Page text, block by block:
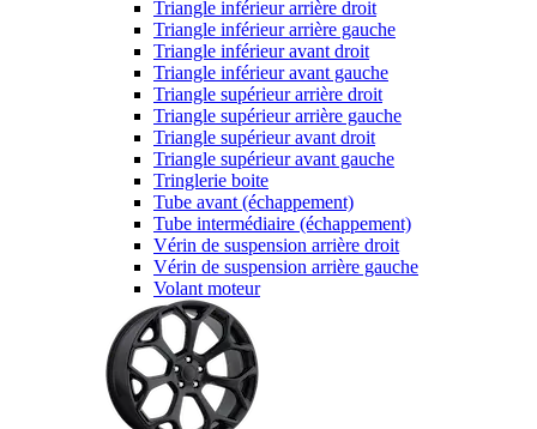
Triangle inférieur arrière droit
Triangle inférieur arrière gauche
Triangle inférieur avant droit
Triangle inférieur avant gauche
Triangle supérieur arrière droit
Triangle supérieur arrière gauche
Triangle supérieur avant droit
Triangle supérieur avant gauche
Tringlerie boite
Tube avant (échappement)
Tube intermédiaire (échappement)
Vérin de suspension arrière droit
Vérin de suspension arrière gauche
Volant moteur